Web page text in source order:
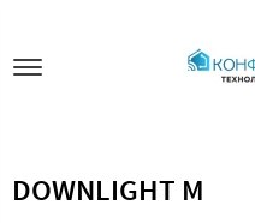
DOWNLIGHT M